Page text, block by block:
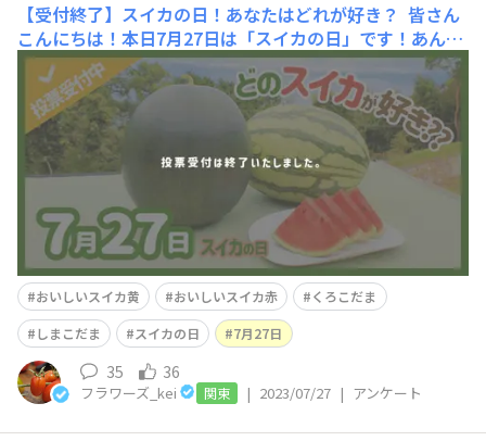
【受付終了】スイカの日！あなたはどれが好き？ 皆さん
こんにちは！本日7月27日は「スイカの日」です！あんま
りぴんと来ない方も多いかと思いますが、スイカの縞模様
が綱(つな)に見えることから、「夏の綱」＝「7（な）」
「2（つ）」の「2（つ）」「7（な）」という語呂合わせ
で、この日が記念日となったそうです。サントリー本気野
菜では4種類のス
おいしいスイカ黄 おいしいスイカ赤
くろこだま
しまこだま
スイカの日 7月27日
35 36
フラワーズ_kei 関東 | 2023/07/27 | アンケート